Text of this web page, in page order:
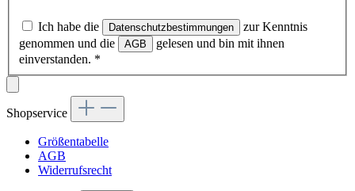
Ich habe die Datenschutzbestimmungen
zur Kenntnis
genommen und die
AGB
gelesen und bin mit ihnen
einverstanden. *
Shopservice
Größentabelle
AGB
Widerrufsrecht